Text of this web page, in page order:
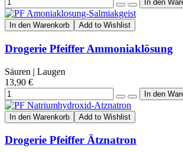
In den Warenkorb Add to Wishlist
Drogerie Pfeiffer Ammoniaklösung
Säuren | Laugen
13,90 €
In den Warenkorb Add to Wishlist
Drogerie Pfeiffer Ätznatron